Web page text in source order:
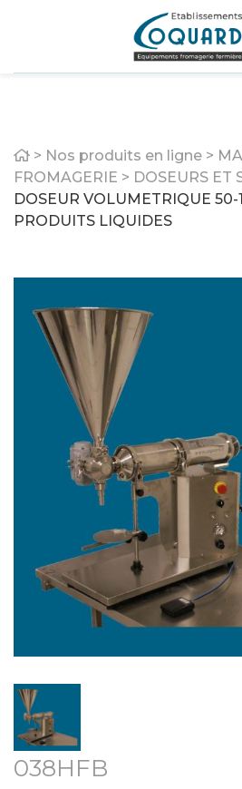
Home
> Nos produits en ligne >
FROMAGERIE > DOSEURS ET
DOSEUR VOLUMETRIQUE
PRODUITS LIQUIDES
038HFB